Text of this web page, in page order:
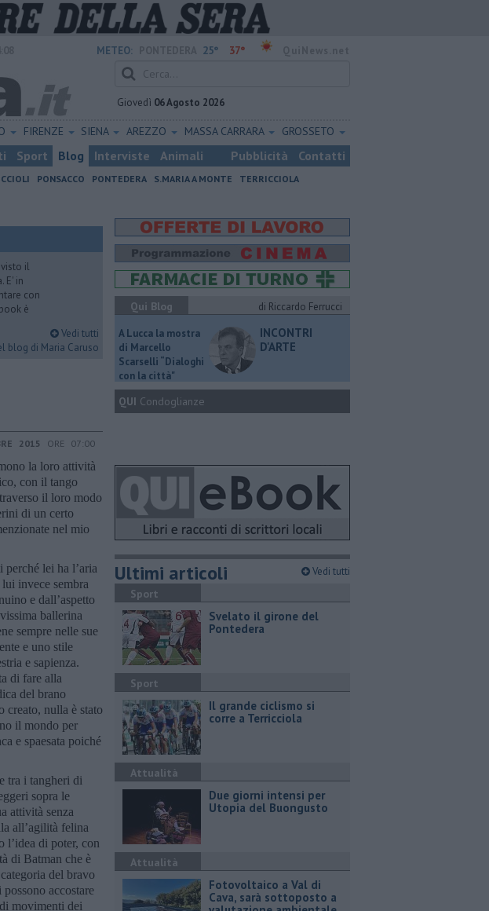
METEO: 25° 37°
Giovedì 06 Agosto 2026
FIRENZE SIENA AREZZO MASSA CARRARA GROSSETO
Sport Blog Interviste Animali Pubblicità Contatti
PONSACCO PONTEDERA S.MARIA A MONTE
TERRICCIOLA
visto il
E' in
con
è
Vedi tutti
blog di Maria Caruso
2015 ORE 07:00
la loro attività
con il tango
il loro modo
di un certo
nel mio
lei ha l’aria
invece sembra
e dall’aspetto
ballerina
sempre nelle sue
e uno stile
e sapienza.
di fare alla
del brano
creato, nulla è stato
il mondo per
e spaesata poiché
tra i tangheri di
sopra le
attività senza
all’agilità felina
l’idea di poter, con
di Batman che è
del bravo
accostare
movimenti dei
Qui Blog
di Riccardo Ferrucci
A Lucca la mostra
di Marcello
Scarselli “Dialoghi
con la città"
INCONTRI
D'ARTE
QUI Condoglianze
Ultimi articoli Vedi tutti
Sport
Svelato il girone del
Pontedera
Sport
Il grande ciclismo si
corre a Terricciola
Attualità
Due giorni intensi per
Utopia del Buongusto
Attualità
Fotovoltaico a Val di
Cava, sarà sottoposto a